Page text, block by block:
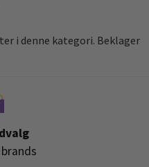
i denne kategori. Beklager